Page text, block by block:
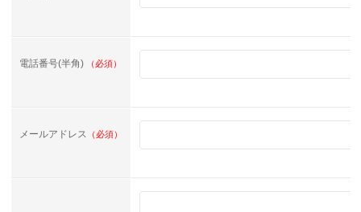
電話番号(半角) （必須）
メールアドレス （必須）